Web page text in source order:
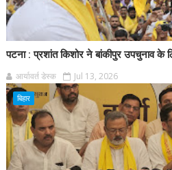
पटना : प्रशांत किशोर ने बांकीपुर उपचुनाव के
आर्यावर्त डेस्क Jul 13, 2026
बिहार